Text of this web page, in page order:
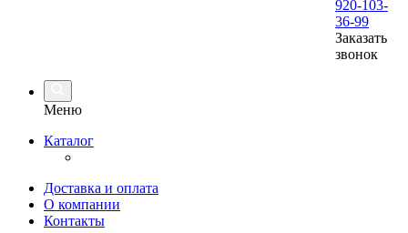
920-103-
36-99
Заказать
звонок
Меню
Каталог
Доставка и оплата
О компании
Контакты